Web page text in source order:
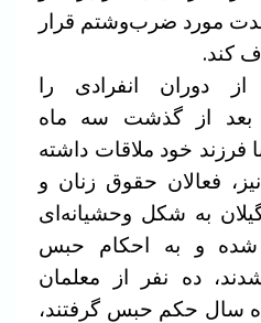
مورد ضرب‌و‌شتم قرار
کند.
دوران انفرادی را
بعد از گذشت سه ماه
فرزند خود ملاقات داشته
فعالان حقوق زنان و
به شکل وحشیانه‌ای
شده و به احکام حبس
ده نفر از معلمان
سال حکم حبس گرفتند،